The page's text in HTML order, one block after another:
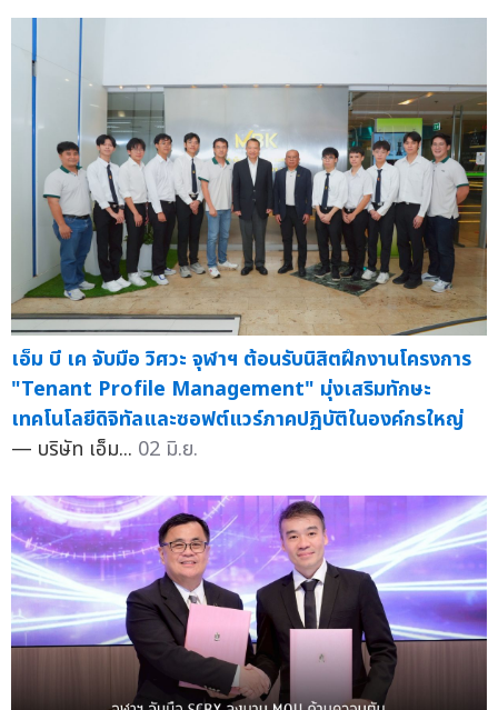
เอ็ม บี เค จับมือ วิศวะ จุฬาฯ ต้อนรับนิสิตฝึกงานโครงการ
"Tenant Profile Management" มุ่งเสริมทักษะ
เทคโนโลยีดิจิทัลและซอฟต์แวร์ภาคปฏิบัติในองค์กรใหญ่
— บริษัท เอ็ม... 02 มิ.ย.